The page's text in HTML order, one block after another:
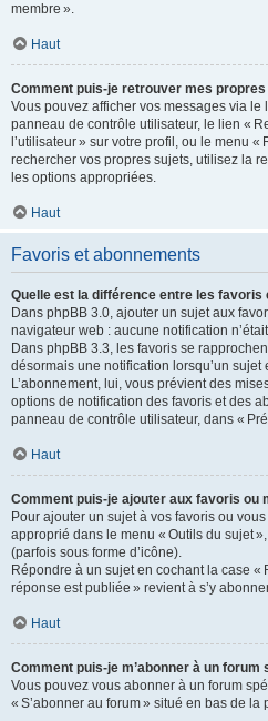
membre ».
Haut
Comment puis-je retrouver mes
Vous pouvez afficher vos messages via le
panneau de contrôle utilisateur, le lien «
l’utilisateur » sur votre profil, ou le menu
rechercher vos propres sujets, utilisez la
les options appropriées.
Haut
Favoris et abonnements
Quelle est la différence entre les favoris
Dans phpBB 3.0, ajouter un sujet aux
navigateur web : aucune notification
Dans phpBB 3.3, les favoris se
désormais une notification lorsqu’un sujet
L’abonnement, lui, vous prévient des
options de notification des favoris et des
panneau de contrôle utilisateur, dans «
Haut
Comment puis-je ajouter aux favoris ou
Pour ajouter un sujet à vos favoris ou
approprié dans le menu « Outils du sujet
(parfois sous forme d’icône).
Répondre à un sujet en cochant la case «
réponse est publiée » revient à s’y
Haut
Comment puis-je m’abonner à un forum
Vous pouvez vous abonner à un forum
« S’abonner au forum » situé en bas de la